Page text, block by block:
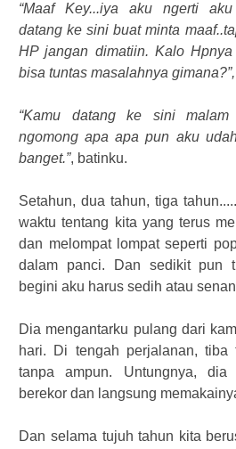
“Maaf Key...iya aku ngerti
datang ke sini buat minta
HP jangan dimatiin. Kalo
bisa tuntas masalahnya gimana?”,
“Kamu datang ke sini
ngomong apa apa pun aku
banget.”, batinku.
Setahun, dua tahun, tiga
waktu tentang kita yang terus
dan melompat lompat seperti
dalam panci. Dan sedikit pun
begini aku harus sedih atau
Dia mengantarku pulang dari
hari. Di tengah perjalanan, tiba
tanpa ampun. Untungnya,
berekor dan langsung
Dan selama tujuh tahun kita